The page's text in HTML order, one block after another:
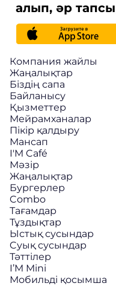
алып, әр
Компания жайлы
Жаңалықтар
Біздің сапа
Байланысу
Қызметтер
Мейрамханалар
Пікір қалдыру
Мансап
I'M Café
Мәзір
Жаңалықтар
Бургерлер
Combo
Тағамдар
Тұздықтар
Ыстық сусындар
Cуық сусындар
Тәттілер
I’M Mini
Мобильді қосымша